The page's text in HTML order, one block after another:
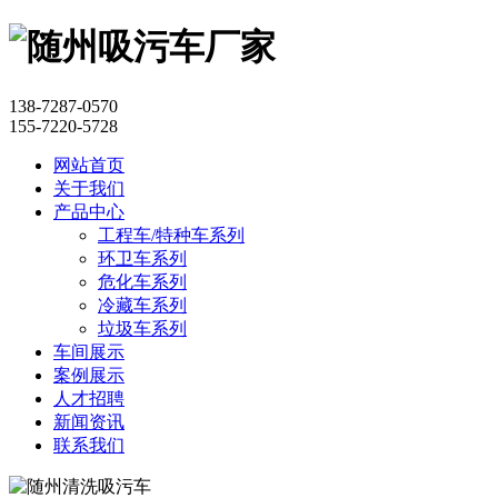
138-7287-0570
155-7220-5728
网站首页
关于我们
产品中心
工程车/特种车系列
环卫车系列
危化车系列
冷藏车系列
垃圾车系列
车间展示
案例展示
人才招聘
新闻资讯
联系我们